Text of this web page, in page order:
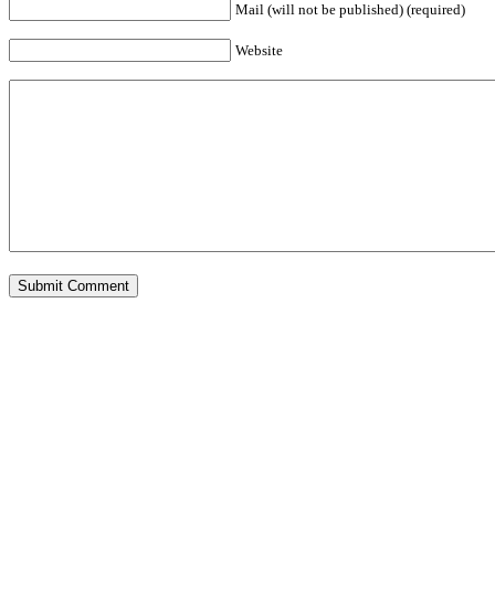
Mail (will not be published) (required)
Website